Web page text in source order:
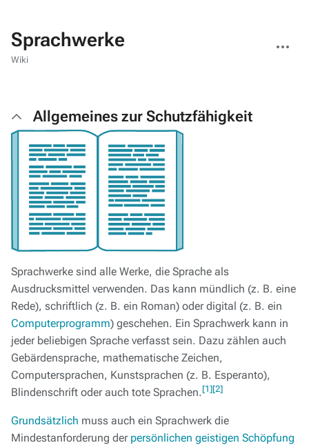
Sprachwerke
Wiki
Aktionen
Allgemeines zur Schutzfähigkeit
Sprachwerke sind alle Werke, die Sprache als
Ausdrucksmittel verwenden. Das kann mündlich (z. B. eine
Rede), schriftlich (z. B. ein Roman) oder digital (z. B. ein
Computerprogramm) geschehen. Ein Sprachwerk kann in
jeder beliebigen Sprache verfasst sein. Dazu zählen auch
Gebärdensprache, mathematische Zeichen,
Computersprachen, Kunstsprachen (z. B. Esperanto),
Blindenschrift oder auch tote Sprachen. [1][2]
Grundsätzlich muss auch ein Sprachwerk die
Mindestanforderung der persönlichen geistigen Schöpfung